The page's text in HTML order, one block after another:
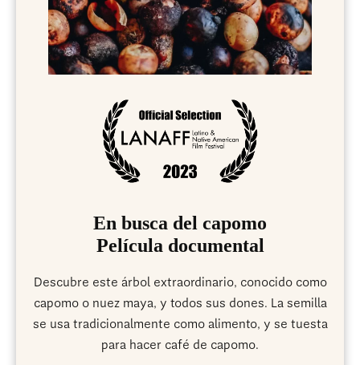
En busca del capomo
Película documental
Descubre este árbol extraordinario, conocido como
capomo o nuez maya, y todos sus dones. La semilla
se usa tradicionalmente como alimento, y se tuesta
para hacer café de capomo.